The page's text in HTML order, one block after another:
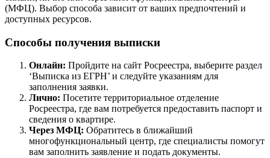
(МФЦ). Выбор способа зависит от ваших предпочтений и
доступных ресурсов.
Способы получения выписки
Онлайн: Пройдите на сайт Росреестра, выберите раздел
‘Выписка из ЕГРН’ и следуйте указаниям для
заполнения заявки.
Лично: Посетите территориальное отделение
Росреестра, где вам потребуется предоставить паспорт и
сведения о квартире.
Через МФЦ: Обратитесь в ближайший
многофункциональный центр, где специалисты помогут
вам заполнить заявление и подать документы.